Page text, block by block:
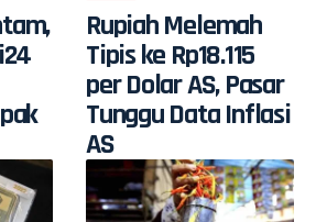
Rupiah Melemah
Tipis ke Rp18.115
per Dolar AS, Pasar
Tunggu Data Inflasi
AS